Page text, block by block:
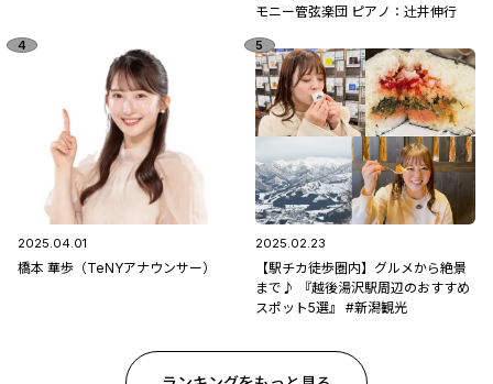
モニー管弦楽団 ピアノ：辻󠄀井伸行
2025.04.01
橋本 華歩（TeNYアナウンサー）
2025.02.23
【駅チカ徒歩圏内】グルメから絶景
まで♪ 『越後湯沢駅周辺のおすすめ
スポット5選』 #新潟観光